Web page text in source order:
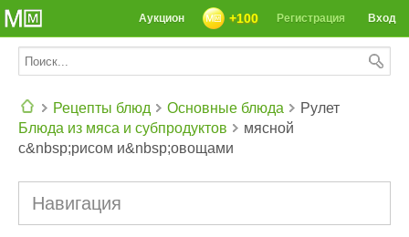
СЕГОДНЯ: 39142 РЕЦЕПТА
Вход
Регистрация
+100
Аукцион
Рецепты блюд
Основные блюда
Блюда из мяса и субпродуктов
Рулет
мясной
с&nbsp;рисом и&nbsp;овощами
Навигация